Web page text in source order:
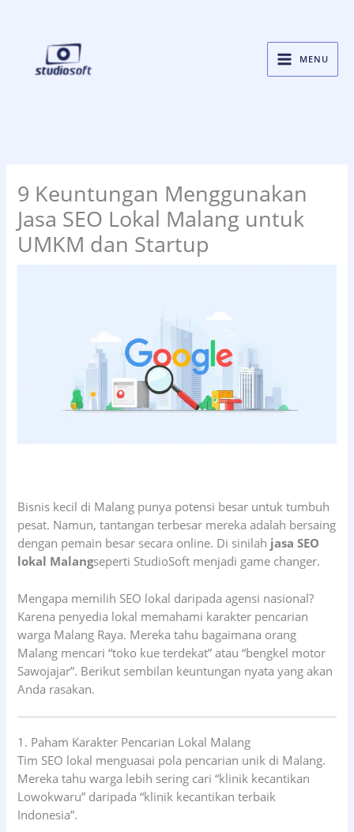
MENU
9 Keuntungan Menggunakan
Jasa SEO Lokal Malang untuk
UMKM dan Startup
Bisnis kecil di Malang punya potensi besar untuk tumbuh
pesat. Namun, tantangan terbesar mereka adalah bersaing
dengan pemain besar secara online. Di sinilah jasa SEO
lokal Malangseperti StudioSoft menjadi game changer.
Mengapa memilih SEO lokal daripada agensi nasional?
Karena penyedia lokal memahami karakter pencarian
warga Malang Raya. Mereka tahu bagaimana orang
Malang mencari “toko kue terdekat” atau “bengkel motor
Sawojajar”. Berikut sembilan keuntungan nyata yang akan
Anda rasakan.
1. Paham Karakter Pencarian Lokal Malang
Tim SEO lokal menguasai pola pencarian unik di Malang.
Mereka tahu warga lebih sering cari “klinik kecantikan
Lowokwaru” daripada “klinik kecantikan terbaik
Indonesia”.